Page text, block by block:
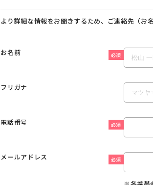
より詳細な情報をお聞きするため、ご連絡先（お
お名前 必須
フリガナ
電話番号 必須
メールアドレス 必須